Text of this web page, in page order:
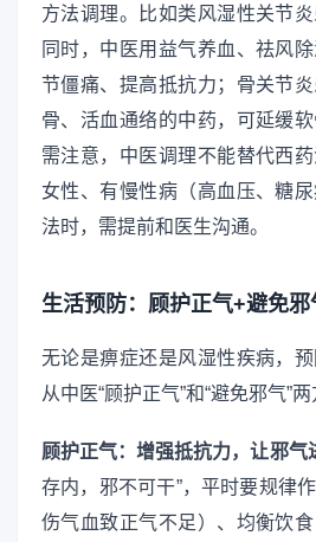
方法调理。比如类风湿性关节
同时，中医用益气养血、祛风
节僵痛、提高抵抗力；骨关节
骨、活血通络的中药，可延缓软
需注意，中医调理不能替代西
女性、有慢性病（高血压、糖
法时，需提前和医生沟通。
生活预防：顾护正气+避免
无论是痹症还是风湿性疾病，
从中医“顾护正气”和“避免邪气”两
顾护正气：增强抵抗力，让邪气
存内，邪不可干”，平时要规律
伤气血致正气不足）、均衡饮